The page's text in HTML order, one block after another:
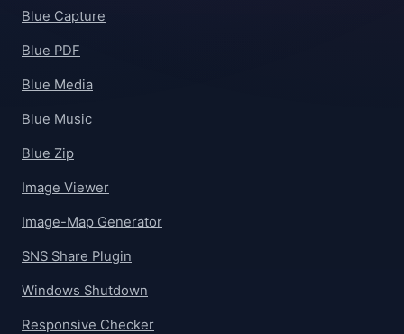
Blue Capture
Blue PDF
Blue Media
Blue Music
Blue Zip
Image Viewer
Image-Map Generator
SNS Share Plugin
Windows Shutdown
Responsive Checker